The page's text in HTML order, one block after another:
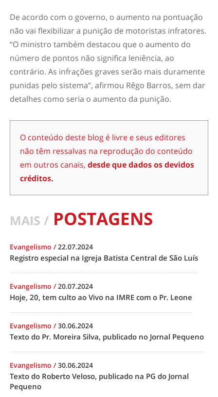
De acordo com o governo, o aumento na pontuação
não vai flexibilizar a punição de motoristas infratores.
“O ministro também destacou que o aumento do
número de pontos não significa leniência, ao
contrário. As infrações graves serão mais duramente
punidas pelo sistema”, afirmou Rêgo Barros, sem dar
detalhes como seria o aumento da punição.
O conteúdo deste blog é livre e seus editores
não têm ressalvas na reprodução do conteúdo
em outros canais, desde que dados os devidos
créditos.
MAIS / POSTAGENS
Evangelismo /22.07.2024
Registro especial na Igreja Batista Central de São Luís
Evangelismo /20.07.2024
Hoje, 20, tem culto ao Vivo na IMRE com o Pr. Leone
Evangelismo /30.06.2024
Texto do Pr. Moreira Silva, publicado no Jornal Pequeno
Evangelismo /30.06.2024
Texto do Roberto Veloso, publicado na PG do Jornal
Pequeno